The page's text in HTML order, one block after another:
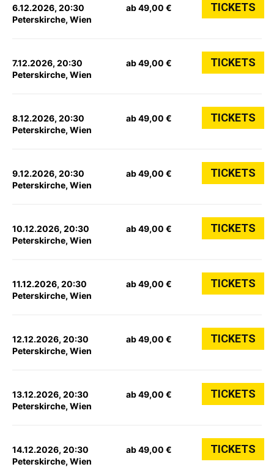
6.12.2026, 20:30
Peterskirche, Wien
ab 49,00 € TICKETS
7.12.2026, 20:30
Peterskirche, Wien
ab 49,00 € TICKETS
8.12.2026, 20:30
Peterskirche, Wien
ab 49,00 € TICKETS
9.12.2026, 20:30
Peterskirche, Wien
ab 49,00 € TICKETS
10.12.2026, 20:30
Peterskirche, Wien
ab 49,00 € TICKETS
11.12.2026, 20:30
Peterskirche, Wien
ab 49,00 € TICKETS
12.12.2026, 20:30
Peterskirche, Wien
ab 49,00 € TICKETS
13.12.2026, 20:30
Peterskirche, Wien
ab 49,00 € TICKETS
14.12.2026, 20:30
Peterskirche, Wien
ab 49,00 € TICKETS